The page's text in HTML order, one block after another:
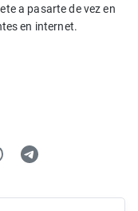
a pasarte de vez en
en internet.